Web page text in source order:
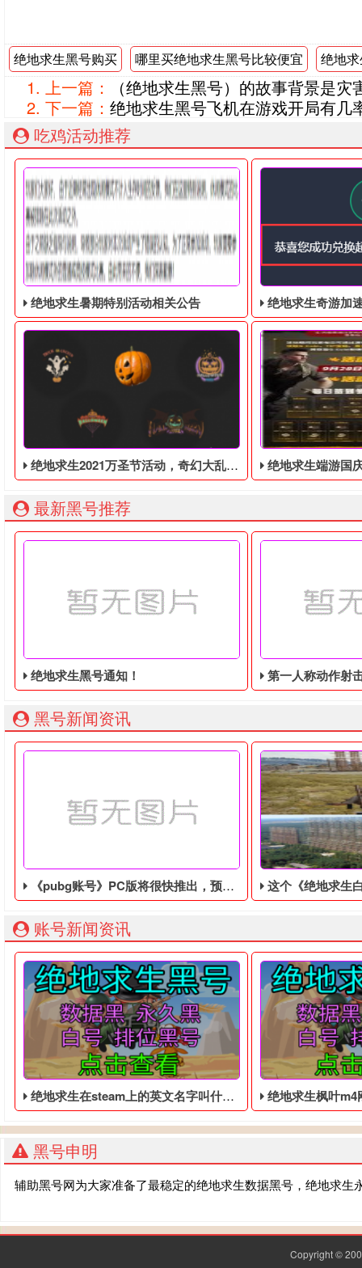
绝地求生黑号购买 哪里买绝地求生黑号比较便宜 绝地
上一篇：
（绝地求生黑号）的故事背景是灾
下一篇： 绝地求生黑号飞机在游戏开局有几
吃鸡活动推荐
绝地求生暑期特别活动相关公告 绝地求生奇游加速器免
绝地求生2021万圣节活动，奇幻大乱斗回归，还有新皮肤和新地图 绝地求生端游国庆节的终极白嫖活
最新黑号推荐
绝地求生黑号通知！ 第一人称动作射击游戏《绝地
黑号新闻资讯
《pubg账号》PC版将很快推出，预计售价70美元 这个《绝地求生白号》是一款体验中世
账号新闻资讯
绝地求生在steam上的英文名字叫什么 - 绝地求生便宜的黑号 绝地求生枫叶m4刚刚出来的
黑号申明
辅助黑号网为大家准备了最稳定的绝地求生数据黑号，绝地求
Copyright ©